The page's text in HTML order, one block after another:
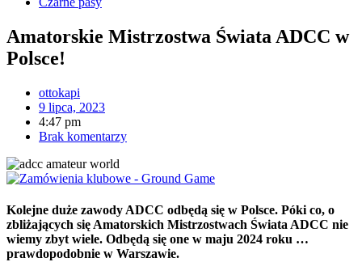
Amatorskie Mistrzostwa Świata ADCC w
Polsce!
ottokapi
9 lipca, 2023
4:47 pm
Brak komentarzy
Kolejne duże zawody ADCC odbędą się w Polsce. Póki co, o
zbliżających się Amatorskich Mistrzostwach Świata ADCC nie
wiemy zbyt wiele. Odbędą się one w maju 2024 roku …
prawdopodobnie w Warszawie.